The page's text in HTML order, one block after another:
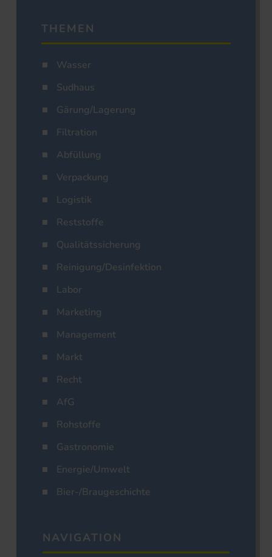
THEMEN
Wasser
Sudhaus
Gärung/Lagerung
Filtration
Abfüllung
Verpackung
Logistik
Reststoffe
Qualitätssicherung
Reinigung/Desinfektion
Labor
Marketing
Management
Markt
Recht
AfG
Rohstoffe
Gastronomie
Energie/Umwelt
Bier-/Braugeschichte
NAVIGATION